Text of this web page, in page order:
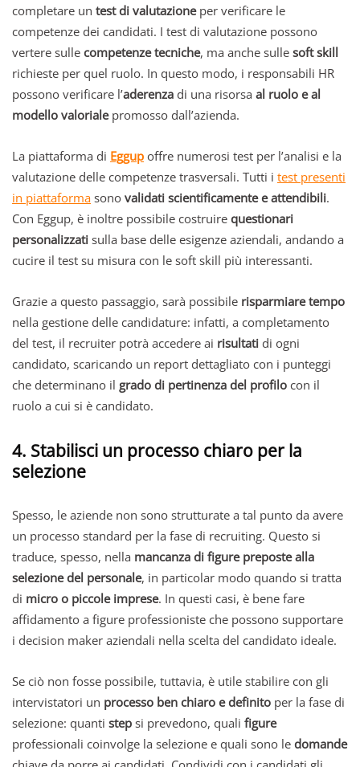
completare un test di valutazioneper verificare le
competenze dei candidati. I test di valutazione possono
vertere sulle competenze tecniche, ma anche sulle soft skill
richieste per quel ruolo. In questo modo, i responsabili HR
possono verificare l’aderenza di una risorsa al ruolo e al
modello valorialepromosso dall’azienda.
La piattaforma di Eggup offre numerosi test per l’analisi e la
valutazione delle competenze trasversali. Tutti i test presenti
in piattaforma sono validati scientificamente e attendibili.
Con Eggup, è inoltre possibile costruire questionari
personalizzati sulla base delle esigenze aziendali, andando a
cucire il test su misura con le soft skill più interessanti.
Grazie a questo passaggio, sarà possibile risparmiare tempo
nella gestione delle candidature: infatti, a completamento
del test, il recruiter potrà accedere ai risultati di ogni
candidato, scaricando un report dettagliato con i punteggi
che determinano il grado di pertinenza del profilo con il
ruolo a cui si è candidato.
4. Stabilisci un processo chiaro per la
selezione
Spesso, le aziende non sono strutturate a tal punto da avere
un processo standard per la fase di recruiting. Questo si
traduce, spesso, nella mancanza di figure preposte alla
selezione del personale, in particolar modo quando si tratta
di micro o piccole imprese. In questi casi, è bene fare
affidamento a figure professioniste che possono supportare
i decision maker aziendali nella scelta del candidato ideale.
Se ciò non fosse possibile, tuttavia, è utile stabilire con gli
intervistatori un processo ben chiaro e definito per la fase di
selezione: quanti step si prevedono, quali figure
professionali coinvolge la selezione e quali sono le domande